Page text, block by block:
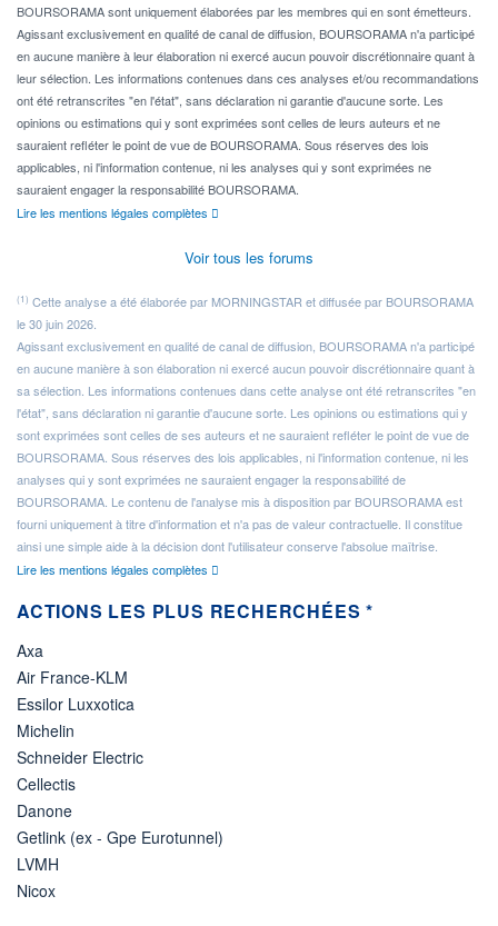
BOURSORAMA sont uniquement élaborées par les membres qui en sont émetteurs.
Agissant exclusivement en qualité de canal de diffusion, BOURSORAMA n'a participé
en aucune manière à leur élaboration ni exercé aucun pouvoir discrétionnaire quant à
leur sélection. Les informations contenues dans ces analyses et/ou recommandations
ont été retranscrites "en l'état", sans déclaration ni garantie d'aucune sorte. Les
opinions ou estimations qui y sont exprimées sont celles de leurs auteurs et ne
sauraient refléter le point de vue de BOURSORAMA. Sous réserves des lois
applicables, ni l'information contenue, ni les analyses qui y sont exprimées ne
sauraient engager la responsabilité BOURSORAMA.
Lire les mentions légales complètes
Voir tous les forums
(1) Cette analyse a été élaborée par MORNINGSTAR et diffusée par BOURSORAMA
le 30 juin 2026.
Agissant exclusivement en qualité de canal de diffusion, BOURSORAMA n'a participé
en aucune manière à son élaboration ni exercé aucun pouvoir discrétionnaire quant à
sa sélection. Les informations contenues dans cette analyse ont été retranscrites "en
l'état", sans déclaration ni garantie d'aucune sorte. Les opinions ou estimations qui y
sont exprimées sont celles de ses auteurs et ne sauraient refléter le point de vue de
BOURSORAMA. Sous réserves des lois applicables, ni l'information contenue, ni les
analyses qui y sont exprimées ne sauraient engager la responsabilité de
BOURSORAMA. Le contenu de l'analyse mis à disposition par BOURSORAMA est
fourni uniquement à titre d'information et n'a pas de valeur contractuelle. Il constitue
ainsi une simple aide à la décision dont l'utilisateur conserve l'absolue maîtrise.
Lire les mentions légales complètes
ACTIONS LES PLUS RECHERCHÉES *
Axa
Air France-KLM
Essilor Luxxotica
Michelin
Schneider Electric
Cellectis
Danone
Getlink (ex - Gpe Eurotunnel)
LVMH
Nicox